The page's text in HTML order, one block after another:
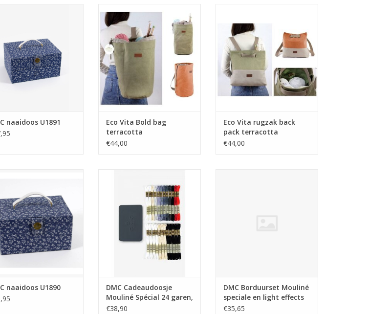
naaidoos U1891
TOEVOEGEN AAN WINKELWAGEN
Eco Vita Bold bag
terracotta
€44,00
Eco Vita rugzak back
pack terracotta
€44,00
naaidoos U1890
Spécial 24 garen, 2 patronen
TOEVOEGEN AAN WINKELWAGEN
DMC Cadeaudoosje
Mouliné Spécial 24 garen,
2 patronen
€38,90
DMC Borduurset Mouliné
speciale en light effects
€35,65